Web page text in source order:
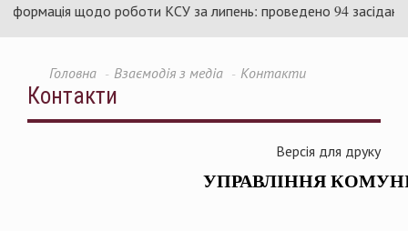
щодо роботи КСУ за липень: проведено 94 засідання та
Головна Взаємодія з медіа Контакти
Контакти
Версія для друку
УПРАВЛІННЯ